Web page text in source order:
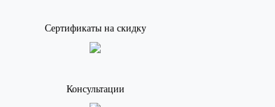
Сертификаты на скидку
Консультации